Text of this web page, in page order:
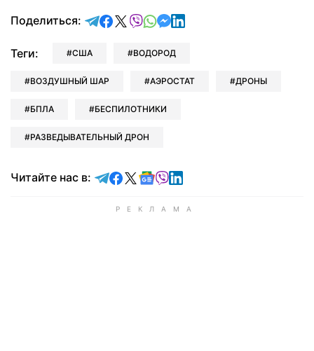
Поделиться: отправить в Telegram
поделиться в Facebook
поделиться в X
отправить в Viber
отправить в Whatsapp
отправить в Messenger
отправить в LinkedIn
Теги: США ВОДОРОД
ВОЗДУШНЫЙ ШАР АЭРОСТАТ ДРОНЫ
БПЛА БЕСПИЛОТНИКИ
РАЗВЕДЫВАТЕЛЬНЫЙ ДРОН
Читайте нас в: Читайте в Telegram
Читайте в Facebook
Читайте в X
Читайте в Google news
Читайте в Viber
Читайте в LinkedIn